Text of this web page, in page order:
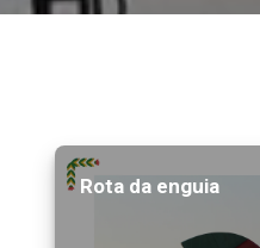
Rota da enguia